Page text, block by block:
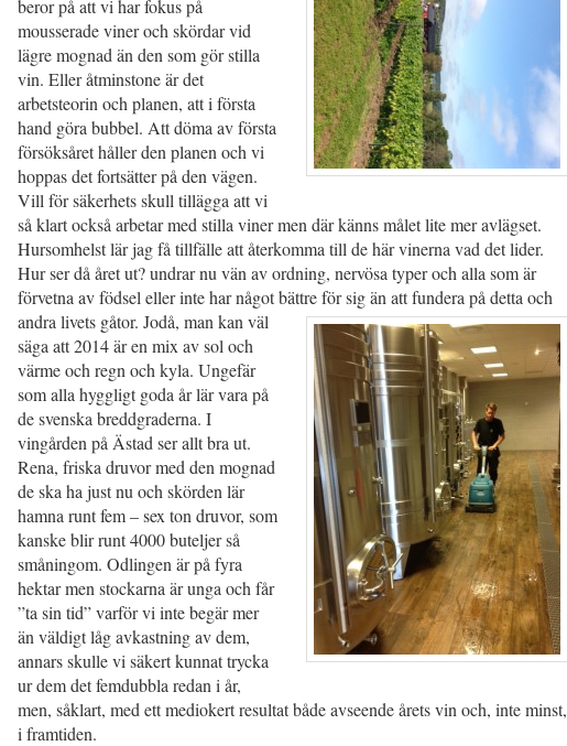
beror på att vi har fokus på
mousserade viner och skördar vid
lägre mognad än den som gör stilla
vin. Eller åtminstone är det
arbetsteorin och planen, att i första
hand göra bubbel. Att döma av första
försöksåret håller den planen och vi
hoppas det fortsätter på den vägen.
Vill för säkerhets skull tillägga att vi
så klart också arbetar med stilla viner men där känns målet lite mer avlägset.
Hursomhelst lär jag få tillfälle att återkomma till de här vinerna vad det lider.
Hur ser då året ut? undrar nu vän av ordning, nervösa typer och alla som är
förvetna av födsel eller inte har något bättre för sig än att fundera på detta och
andra livets gåtor. Jodå, man kan väl
säga att 2014 är en mix av sol och
värme och regn och kyla. Ungefär
som alla hyggligt goda år lär vara på
de svenska breddgraderna. I
vingården på Ästad ser allt bra ut.
Rena, friska druvor med den mognad
de ska ha just nu och skörden lär
hamna runt fem – sex ton druvor, som
kanske blir runt 4000 buteljer så
småningom. Odlingen är på fyra
hektar men stockarna är unga och får
”ta sin tid” varför vi inte begär mer
än väldigt låg avkastning av dem,
annars skulle vi säkert kunnat trycka
ur dem det femdubbla redan i år,
men, såklart, med ett mediokert resultat både avseende årets vin och, inte minst,
i framtiden.